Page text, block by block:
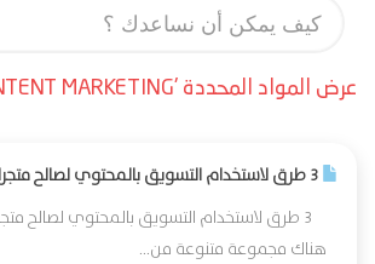
عرض المواد المحددة 'CONTENT MARKETING'
3 طرق لاستخدام التسويق بالمحتوي لصالح
هناك مجموعة متنوعة من...